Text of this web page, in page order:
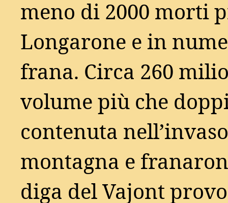
meno di 2000 morti
Longarone e in
frana. Circa 260
volume più che
contenuta
montagna e
diga del Vajont